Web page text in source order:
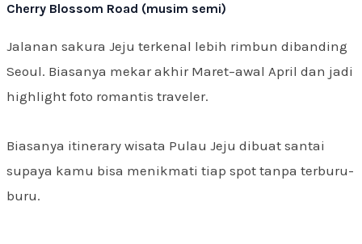
Cherry Blossom Road (musim semi)
Jalanan sakura Jeju terkenal lebih rimbun dibanding
Seoul. Biasanya mekar akhir Maret–awal April dan jadi
highlight foto romantis traveler.
Biasanya itinerary wisata Pulau Jeju dibuat santai
supaya kamu bisa menikmati tiap spot tanpa terburu-
buru.